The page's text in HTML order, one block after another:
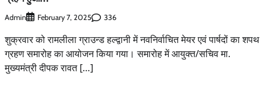
Admin February 7, 2025 336
शुक्रवार को रामलीला ग्राउन्ड हल्द्वानी में नवनिर्वाचित मेयर एवं पार्षदों का शपथ
ग्रहण समारोह का आयोजन किया गया। समारोह में आयुक्त/सचिव मा.
मुख्यमंत्री दीपक रावत […]